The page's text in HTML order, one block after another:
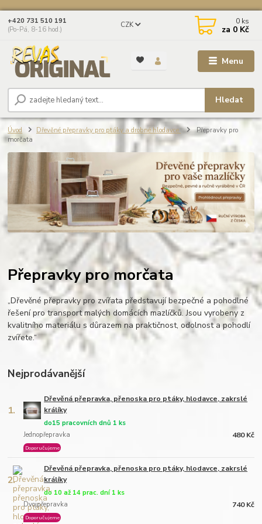
Menu
CZK
Hledat
+420 731 510 191
(Po-Pá, 8-16 hod.)
0 ks
za 0 Kč
Úvod Dřevěné přepravky pro ptáky a drobné hlodavce
Přepravky pro
morčata
Přepravky pro morčata
„Dřevěné přepravky pro zvířata představují bezpečné a pohodlné
řešení pro transport malých domácích mazlíčků. Jsou vyrobeny z
kvalitního materiálu s důrazem na praktičnost, odolnost a pohodlí
zvířete.“
Nejprodávanější
1.
Dřevěná přepravka, přenoska pro ptáky, hlodavce, zakrslé
králíky
Jednopřepravka
do15 pracovních dnů 1 ks
Doporučujeme
480 Kč
2.
Dřevěná přepravka, přenoska pro ptáky, hlodavce, zakrslé
králíky
Dvojpřepravka
do 10 až 14 prac. dní 1 ks
Doporučujeme
740 Kč